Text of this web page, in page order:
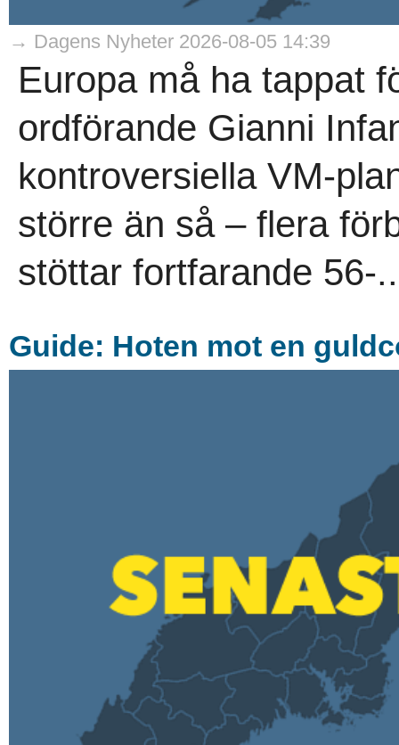
→ Dagens Nyheter 2026-08-05 14:39
Europa må ha tappat
ordförande Gianni
kontroversiella VM-
större än så – flera
stöttar fortfarande 56-..
Guide: Hoten mot en